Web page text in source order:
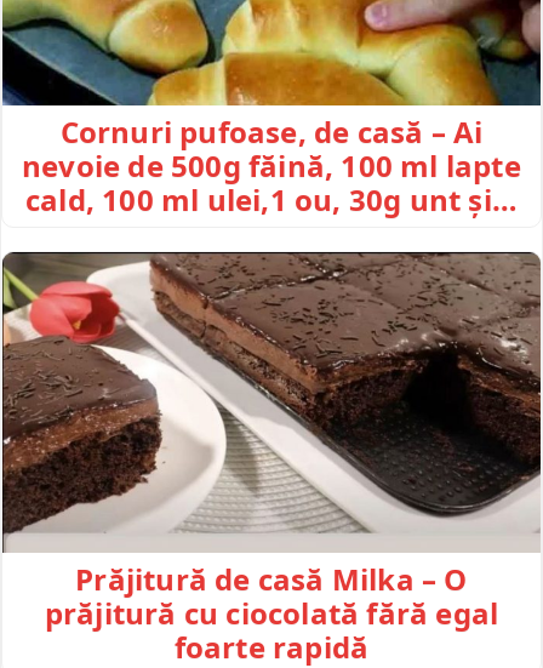
Cornuri pufoase, de casă – Ai
nevoie de 500g făină, 100 ml lapte
cald, 100 ml ulei,1 ou, 30g unt și…
Prăjitură de casă Milka – O
prăjitură cu ciocolată fără egal
foarte rapidă